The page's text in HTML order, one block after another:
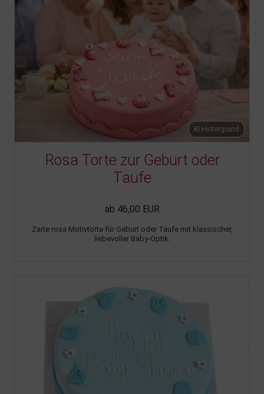
KI Hintergrund
Rosa Torte zur Geburt oder
Taufe
ab 46,00 EUR
Zarte rosa Motivtorte für Geburt oder Taufe mit klassischer,
liebevoller Baby-Optik.